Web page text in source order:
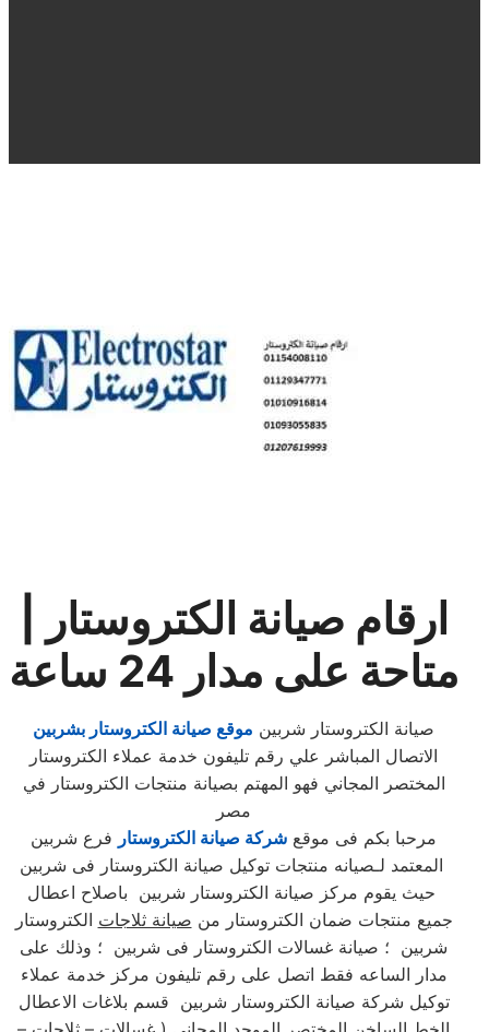
ارقام صيانة الكتروستار |
متاحة على مدار 24 ساعة
صيانة الكتروستار شربين موقع صيانة الكتروستار بشربين
الاتصال المباشر علي رقم تليفون خدمة عملاء الكتروستار
المختصر المجاني فهو المهتم بصيانة منتجات الكتروستار في
مصر
مرحبا بكم فى موقع شركة صيانة الكتروستار فرع شربين
المعتمد لـصيانه منتجات توكيل صيانة الكتروستار فى شربين
حيث يقوم مركز صيانة الكتروستار شربين باصلاح اعطال
جميع منتجات ضمان الكتروستار من صيانة ثلاجات الكتروستار
شربين ؛ صيانة غسالات الكتروستار فى شربين ؛ وذلك على
مدار الساعه فقط اتصل على رقم تليفون مركز خدمة عملاء
توكيل شركة صيانة الكتروستار شربين قسم بلاغات الاعطال